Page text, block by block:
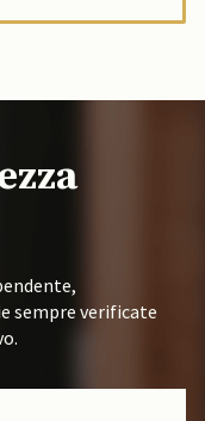
sempre verificate